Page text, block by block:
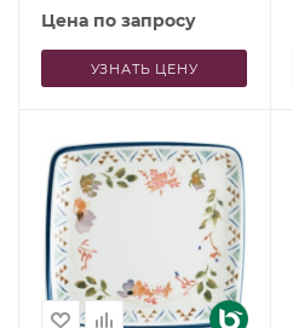
Цена по запросу
УЗНАТЬ ЦЕНУ